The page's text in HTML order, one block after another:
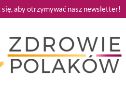
się, aby otrzymywać nasz newsletter!